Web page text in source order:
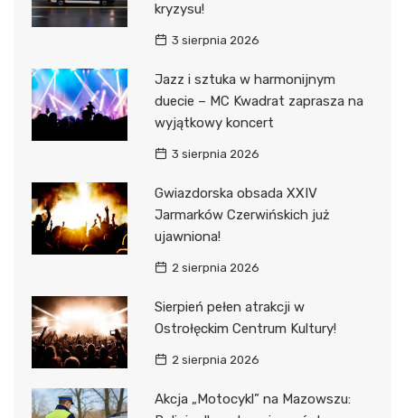
kryzysu!
3 sierpnia 2026
Jazz i sztuka w harmonijnym
duecie – MC Kwadrat zaprasza na
wyjątkowy koncert
3 sierpnia 2026
Gwiazdorska obsada XXIV
Jarmarków Czerwińskich już
ujawniona!
2 sierpnia 2026
Sierpień pełen atrakcji w
Ostrołęckim Centrum Kultury!
2 sierpnia 2026
Akcja „Motocykl” na Mazowszu: